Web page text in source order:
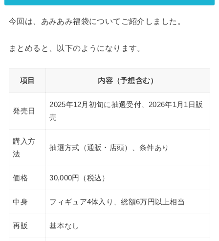
今回は、あみあみ福袋についてご紹介しました。
まとめると、以下のようになります。
項目 内容（予想含む）
発売日
2025年12月初旬に抽選受付、2026年1月1日販
売
購入方
法
抽選方式（通販・店頭）、条件あり
価格 30,000円（税込）
中身 フィギュア4体入り、総額6万円以上相当
再販 基本なし